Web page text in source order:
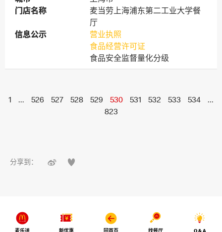
门店名称
门店名称
麦当劳上海浦东第二工业大学餐
厅
信息公示
信息公示
营业执照
食品经营许可证
食品安全监督量化分级
1 ... 526 527 528 529 530 531 532 533 534
...
823
分享到：  